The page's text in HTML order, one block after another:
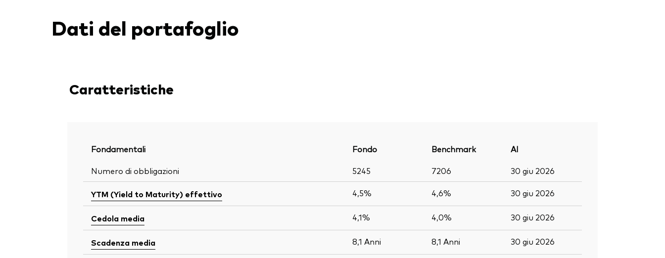
Dati del portafoglio
Caratteristiche
Fondamentali Fondo Benchmark
Al
Numero di obbligazioni
5245 7206 30 giu 2026
YTM (Yield to Maturity) effettivo 4,5% 4,6% 30 giu 2026
Cedola media 4,1% 4,0% 30 giu 2026
Scadenza media 8,1 Anni 8,1 Anni 30 giu 2026